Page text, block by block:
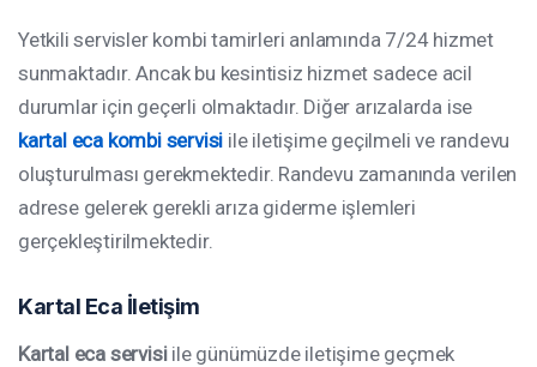
Yetkili servisler kombi tamirleri anlamında 7/24 hizmet
sunmaktadır. Ancak bu kesintisiz hizmet sadece acil
durumlar için geçerli olmaktadır. Diğer arızalarda ise
kartal eca kombi servisi ile iletişime geçilmeli ve randevu
oluşturulması gerekmektedir. Randevu zamanında verilen
adrese gelerek gerekli arıza giderme işlemleri
gerçekleştirilmektedir.
Kartal Eca İletişim
Kartal eca servisi ile günümüzde iletişime geçmek